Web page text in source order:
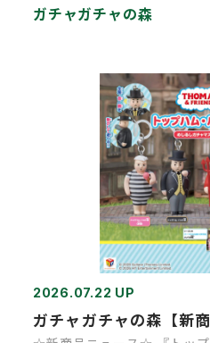
ガチャガチャの森
2026.07.22 UP
ガチャガチャの森【新